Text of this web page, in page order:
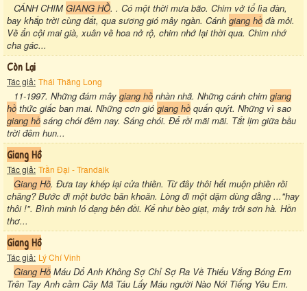
CÁNH CHIMGIANG HỒ. . Có một thời mưa bão. Chim vở tổ lìa đàn,
bay khắp trời cùng đất, qua sương gió mây ngàn. Cánh giang hồ đà mỏi.
Về ẩn cội mai già, xuân về hoa nở rộ, chim nhớ lại thời qua. Chim nhớ
cha gác...
Còn Lại
Tác giả: Thái Thăng Long
11-1997. Những đám mây giang hồ nhàn nhã. Những cánh chim giang
hồ thức giấc ban mai. Những cơn gió giang hồ quấn quýt. Những vì sao
giang hồ sáng chói đêm nay. Sáng chói. Để rồi mãi mãi. Tắt lịm giữa bầu
trời đêm hun...
Giang Hồ
Tác giả: Trần Đại - Trandaik
Giang Hồ. Đưa tay khép lại cửa thiền. Từ đây thôi hết muộn phiền rồi
chăng? Bước đi một bước băn khoăn. Lòng đi một dặm dùng dằng ..."hay
thôi !". Bình minh ló dạng bên đồi. Kể như bèo giạt, mây trôi sơn hà. Hồn
thơ...
Giang Hồ
Tác giả: Lý Chí Vinh
Giang Hồ Máu Dổ Anh Không Sợ Chỉ Sợ Ra Về Thiếu Vắng Bóng Em
Trên Tay Anh cầm Cây Mã Táu Lấy Máu người Nào Nói Tiếng Yêu Em.